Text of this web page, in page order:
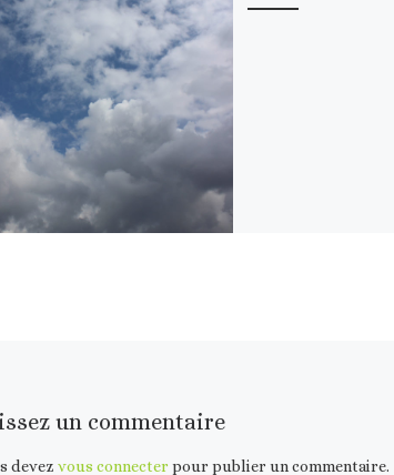
un commentaire
devezvous connecter pour publier un commentaire.